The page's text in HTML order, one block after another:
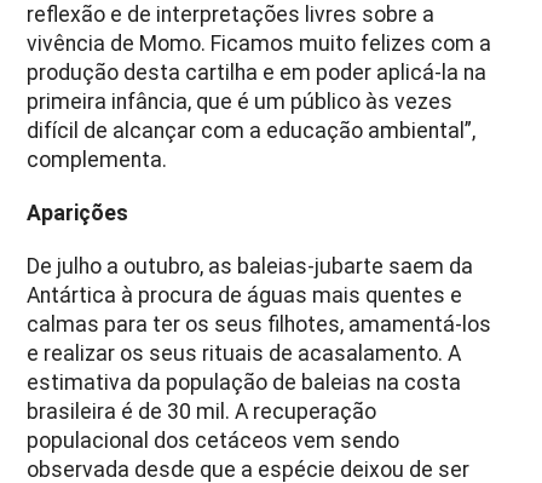
reflexão e de interpretações livres sobre a
vivência de Momo. Ficamos muito felizes com a
produção desta cartilha e em poder aplicá-la na
primeira infância, que é um público às vezes
difícil de alcançar com a educação ambiental”,
complementa.
Aparições
De julho a outubro, as baleias-jubarte saem da
Antártica à procura de águas mais quentes e
calmas para ter os seus filhotes, amamentá-los
e realizar os seus rituais de acasalamento. A
estimativa da população de baleias na costa
brasileira é de 30 mil. A recuperação
populacional dos cetáceos vem sendo
observada desde que a espécie deixou de ser